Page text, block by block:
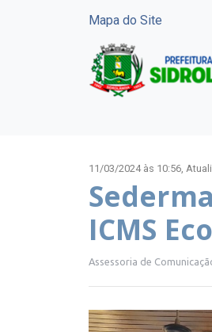
Mapa do Site
11/03/2024 às 10:56,
ICMS
Assessoria de